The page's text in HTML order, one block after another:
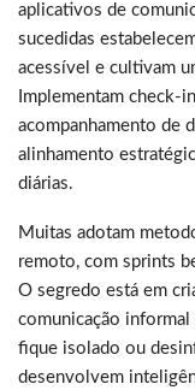
aplicativos de
sucedidas
acessível e cultivam
Implementam check-
acompanhamento de
alinhamento
diárias.
Muitas adotam
remoto, com sprints
O segredo está em
comunicação
fique isolado ou
desenvolvem